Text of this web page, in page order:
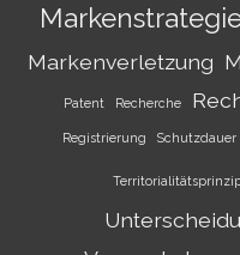
Markenverletzung
Patent Recherche
Registrierung Schutzdauer